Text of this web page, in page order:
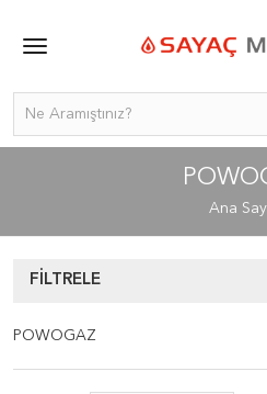
Ana
FILTRELE
POWOGAZ